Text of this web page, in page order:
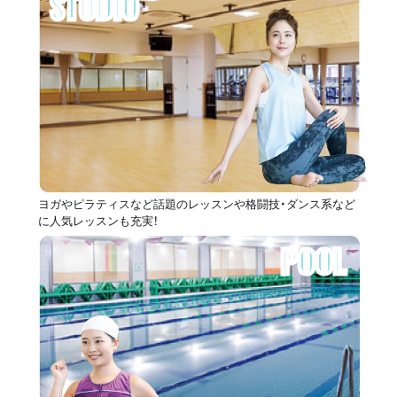
ヨガやピラティスなど話題のレッスンや格闘技・ダンス系など
に人気レッスンも充実！
POOL